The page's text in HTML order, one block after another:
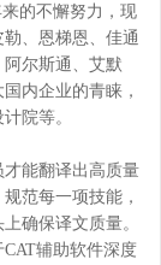
的不懈努力，现
、恩梯恩、佳通
尔斯通、艾默
内企业的青睐，
院等。
能翻译出高质量
范每一项技能，
确保译文质量。
辅助软件深度